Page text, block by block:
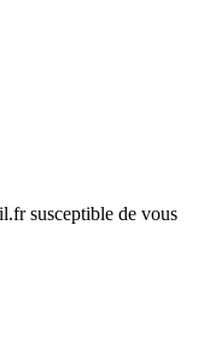
susceptible de vous